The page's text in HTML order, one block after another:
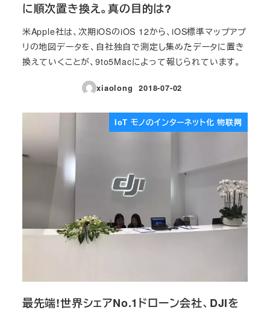
に順次置き換え。真の目的は?
米Apple社は、次期iOSのiOS 12から、iOS標準マップアプ
リの地図データを、自社独自で測定し集めたデータに置き
換えていくことが、9to5Macによって報じられています。
xiaolong
投稿日
2018-07-02
IoT モノのインターネット化 物联网
最先端!世界シェアNo.1ドローン会社、DJIを